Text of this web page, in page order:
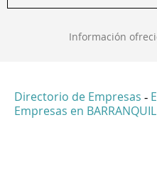
Información
Directorio de Empresas -
Empresas en